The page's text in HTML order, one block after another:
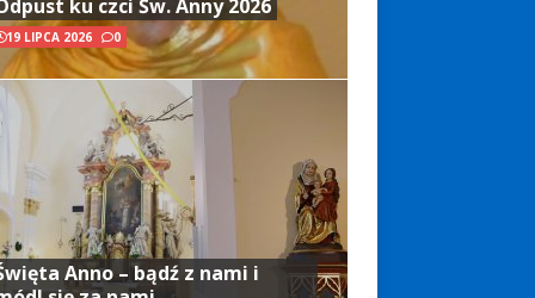
ku czci Św. Anny 2026
19 LIPCA 2026 0
Anno – bądź z nami i